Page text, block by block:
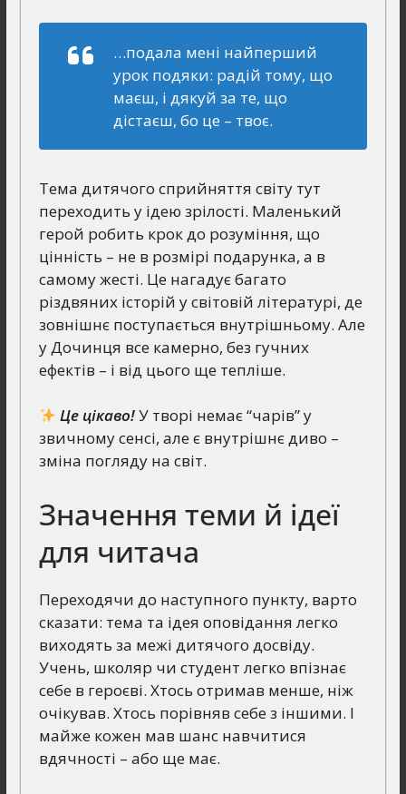
…подала мені найперший
урок подяки: радій тому, що
маєш, і дякуй за те, що
дістаєш, бо це – твоє.
Тема дитячого сприйняття світу тут
переходить у ідею зрілості. Маленький
герой робить крок до розуміння, що
цінність – не в розмірі подарунка, а в
самому жесті. Це нагадує багато
різдвяних історій у світовій літературі, де
зовнішнє поступається внутрішньому. Але
у Дочинця все камерно, без гучних
ефектів – і від цього ще тепліше.
Це цікаво!У творі немає “чарів” у
звичному сенсі, але є внутрішнє диво –
зміна погляду на світ.
Значення теми й ідеї
для читача
Переходячи до наступного пункту, варто
сказати: тема та ідея оповідання легко
виходять за межі дитячого досвіду.
Учень, школяр чи студент легко впізнає
себе в героєві. Хтось отримав менше, ніж
очікував. Хтось порівняв себе з іншими. І
майже кожен мав шанс навчитися
вдячності – або ще має.